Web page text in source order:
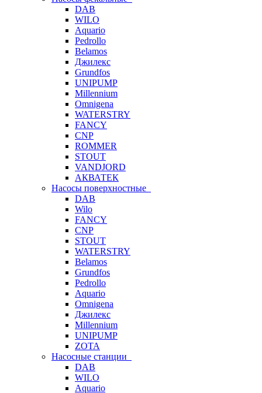
DAB
WILO
Aquario
Pedrollo
Belamos
Джилекс
Grundfos
UNIPUMP
Millennium
Omnigena
WATERSTRY
FANCY
CNP
ROMMER
STOUT
VANDJORD
АКВАТЕК
Насосы поверхностные
DAB
Wilo
FANCY
CNP
STOUT
WATERSTRY
Belamos
Grundfos
Pedrollo
Aquario
Omnigena
Джилекс
Millennium
UNIPUMP
ZOTA
Насосные станции
DAB
WILO
Aquario